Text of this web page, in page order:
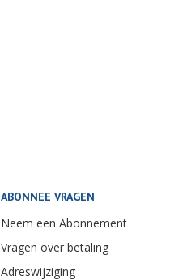
ABONNEE VRAGEN
Neem een Abonnement
Vragen over betaling
Adreswijziging